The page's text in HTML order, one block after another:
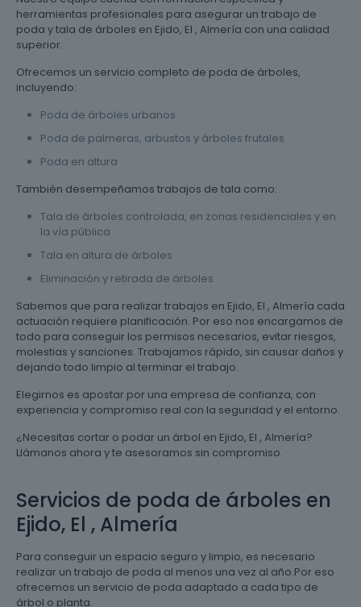
herramientas profesionales para asegurar un trabajo de
poda y tala de árboles en Ejido, El , Almería con una calidad
superior.
Ofrecemos un servicio completo de poda de árboles,
incluyendo:
Poda de árboles urbanos
Poda de palmeras, arbustos y árboles frutales
Poda en altura
También desempeñamos trabajos de tala como:
Tala de árboles controlada, en zonas residenciales y en
la vía pública
Tala en altura de árboles
Eliminación y retirada de árboles
Sabemos que para realizar trabajos en Ejido, El , Almería cada
actuación requiere planificación. Por eso nos encargamos de
todo para conseguir los permisos necesarios, evitar riesgos,
molestias y sanciones. Trabajamos rápido, sin causar daños y
dejando todo limpio al terminar el trabajo.
Elegirnos es apostar por una empresa de confianza, con
experiencia y compromiso real con la seguridad y el entorno.
¿Necesitas cortar o podar un árbol en Ejido, El , Almería?
Llámanos ahora y te asesoramos sin compromiso.
Servicios de poda de árboles en
Ejido, El , Almería
Para conseguir un espacio seguro y limpio, es necesario
realizar un trabajo de poda al menos una vez al año.Por eso
ofrecemos un servicio de poda adaptado a cada tipo de
árbol o planta.